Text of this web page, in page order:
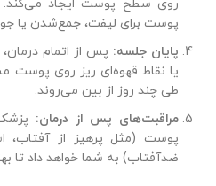
روی سطح پوست ایجاد می‌کند.
پوست برای لیفت، جمع‌شدن یا
پایان جلسه: پس از اتمام
یا نقاط قهوه‌ای ریز روی
طی چند روز از بین می‌روند.
مراقبت‌های پس از درمان:
پوست (مثل پرهیز از آفتاب،
ضدآفتاب) به شما خواهد داد تا